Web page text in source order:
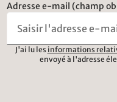
Adresse e-mail (champ
J'ai lu les informations
envoyé à l'adresse